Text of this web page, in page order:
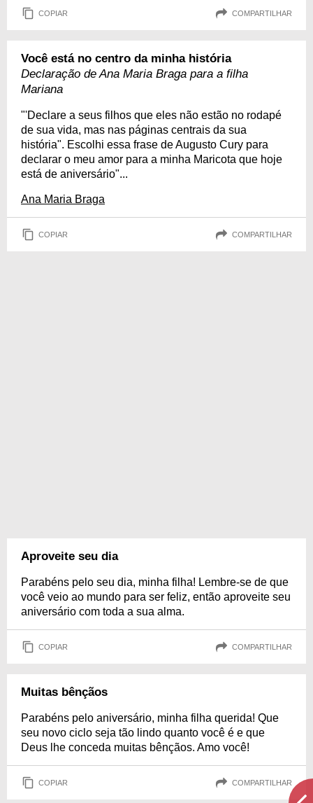
COPIAR COMPARTILHAR
Você está no centro da minha história
Declaração de Ana Maria Braga para a filha
Mariana
"'Declare a seus filhos que eles não estão no rodapé
de sua vida, mas nas páginas centrais da sua
história". Escolhi essa frase de Augusto Cury para
declarar o meu amor para a minha Maricota que hoje
está de aniversário"...
Ana Maria Braga
COPIAR COMPARTILHAR
Aproveite seu dia
Parabéns pelo seu dia, minha filha! Lembre-se de que
você veio ao mundo para ser feliz, então aproveite seu
aniversário com toda a sua alma.
COPIAR COMPARTILHAR
Muitas bênçãos
Parabéns pelo aniversário, minha filha querida! Que
seu novo ciclo seja tão lindo quanto você é e que
Deus lhe conceda muitas bênçãos. Amo você!
COPIAR COMPARTILHAR